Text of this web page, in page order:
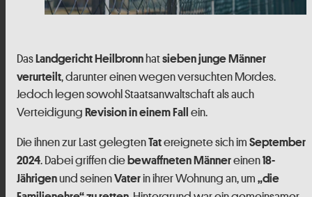
DasLandgericht Heilbronnhatsieben junge Männer
verurteilt, darunter einen wegen versuchten Mordes.
Jedoch legen sowohl Staatsanwaltschaft als auch
Verteidigung Revision in einem Fall ein.
Die ihnen zur Last gelegtenTatereignete sich im September
2024. Dabei griffen diebewaffneten Männereinen18-
Jährigenund seinenVaterin ihrer Wohnung an, um „die